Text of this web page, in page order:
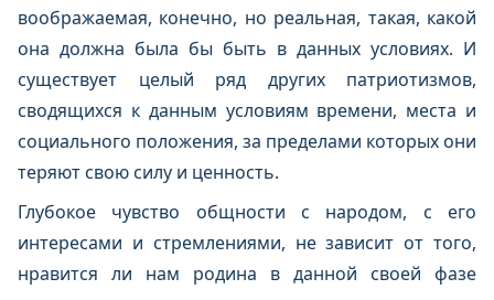
воображаемая, конечно, но реальная, такая, какой
она должна была бы быть в данных условиях. И
существует целый ряд других патриотизмов,
сводящихся к данным условиям времени, места и
социального положения, за пределами которых они
теряют свою силу и ценность.
Глубокое чувство общности с народом, с его
интересами и стремлениями, не зависит от того,
нравится ли нам родина в данной своей фазе